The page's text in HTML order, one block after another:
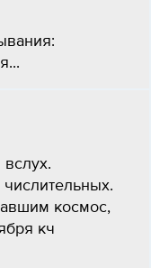
вслух.
космос,
кч